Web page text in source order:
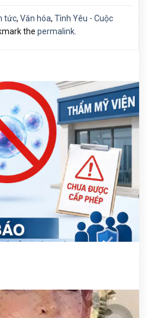
tức, Văn hóa, Tình Yêu - Cuộc
the permalink